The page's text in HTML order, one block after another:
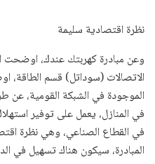
نظرة اقتصادية سليمة
وعن مبادرة كهربتك عندك، اوضحت
الاتصالات (سوداتل) قسم الطاقة،
الموجودة في الشبكة القومية، عن
في المنازل، يعمل على توفير استهلاك
في القطاع الصناعي، وهي نظرة
المبادرة، سيكون هناك تسهيل في